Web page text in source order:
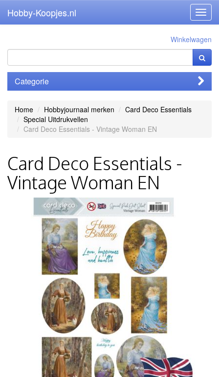
Hobby-Koopjes.nl
Winkelwagen
Categorie
Home Hobbyjournaal merken
Card Deco Essentials
Special Uitdrukvellen
Card Deco Essentials - Vintage Woman EN
Card Deco Essentials -
Vintage Woman EN